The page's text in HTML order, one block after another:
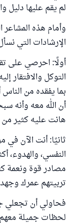
لم يقم عليها دليل
وأمام هذه
الإرشادات التي
أولًا: احرصي على
التوكل والافتقار
بما يفقده من
أن الله معه وأنه
هانت عليه كثير من
ثانيًا: أنت الآن في
النفسي،
مصادر قوة ونعمة
تربيتهم عمرك
فحاولي أن تجعلي
لحظات جميلة